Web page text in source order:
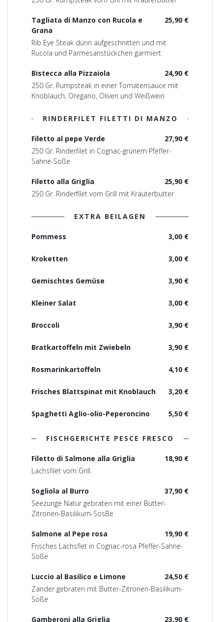
25,90 €
Tagliata di Manzo con Rucola e
Grana
Rib Eye Steak dünn aufgeschnitten und mit
Rucola und Parmesanstückchen garmiert
24,90 €
Bistecca alla Pizzaiola
250 Gr. Rumpsteak in einer Tomatensauce mit
Knoblauch, Oregano, Oliven und Weißwein
RINDERFILET FILETTI DI MANZO
27,90 €
Filetto al pepe Verde
250 Gr. Rinderfilet in Cognac-grünem Pfeffer-
Sahne-Soße
25,90 €
Filetto alla Griglia
250 Gr. Rinderfílet vom Grill mit Kräuterbutter
EXTRA BEILAGEN
3,00 €
Pommess
3,00 €
Kroketten
3,90 €
Gemischtes Gemüse
3,00 €
Kleiner Salat
3,90 €
Broccoli
3,90 €
Bratkartoffeln mit Zwiebeln
4,10 €
Rosmarinkartoffeln
3,20 €
Frisches Blattspinat mit Knoblauch
5,50 €
Spaghetti Aglio-olio-Peperoncino
FISCHGERICHTE PESCE FRESCO
18,90 €
Filetto di Salmone alla Griglia
Lachsfilet vom Grill.
37,90 €
Sogliola al Burro
Seezunge Natur gebraten mit einer Butter-
Zitronen-Basilikum-SosBe
19,90 €
Salmone al Pepe rosa
Frisches Lachsflet in Cognac-rosa Pfeffer-Sahne-
Soße
24,50 €
Luccio al Basilico e Limone
Zander gebraten mit Butter-Zitronen-Basilikum-
Soße
23,90 €
Gamberoni alla Griglia